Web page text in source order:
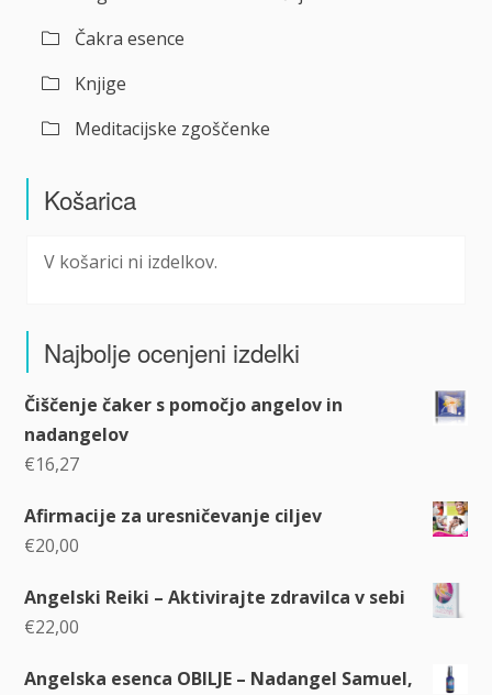
Čakra esence
Knjige
Meditacijske zgoščenke
Košarica
V košarici ni izdelkov.
Najbolje ocenjeni izdelki
Čiščenje čaker s pomočjo angelov in
nadangelov
€16,27
Afirmacije za uresničevanje ciljev
€20,00
Angelski Reiki – Aktivirajte zdravilca v sebi
€22,00
Angelska esenca OBILJE – Nadangel Samuel,